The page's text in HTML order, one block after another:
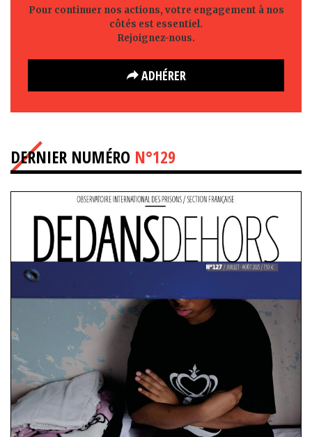
Pour continuer nos actions, votre engagement à nos
côtés est essentiel.
Rejoignez-nous.
ADHÉRER
DERNIER NUMÉRO N°129